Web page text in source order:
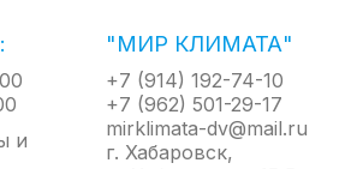
комфортного микроклимата
естественной циркуляции
ре ноавтоматическое
сдвоенных горизонтальных
с вертикальными створками.
"МИР КЛИМАТА"
+7 (914) 192-74-10
+7 (962) 501-29-17
mirklimata-dv@mail.ru
г. Хабаровск,